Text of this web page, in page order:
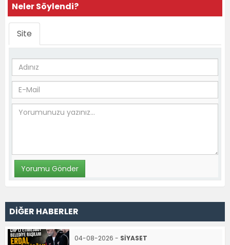
Neler Söylendi?
Site
DİĞER HABERLER
04-08-2026 - SİYASET